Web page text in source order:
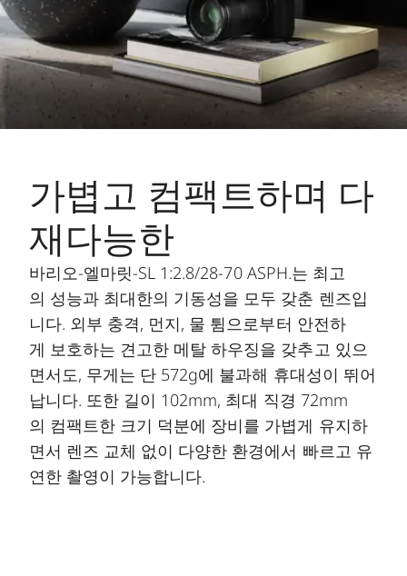
가볍고 컴팩트하며 다
재다능한
바리오-엘마릿-SL 1:2.8/28-70 ASPH.는 최고
의 성능과 최대한의 기동성을 모두 갖춘 렌즈입
니다. 외부 충격, 먼지, 물 튐으로부터 안전하
게 보호하는 견고한 메탈 하우징을 갖추고 있으
면서도, 무게는 단 572g에 불과해 휴대성이 뛰어
납니다. 또한 길이 102mm, 최대 직경 72mm
의 컴팩트한 크기 덕분에 장비를 가볍게 유지하
면서 렌즈 교체 없이 다양한 환경에서 빠르고 유
연한 촬영이 가능합니다.